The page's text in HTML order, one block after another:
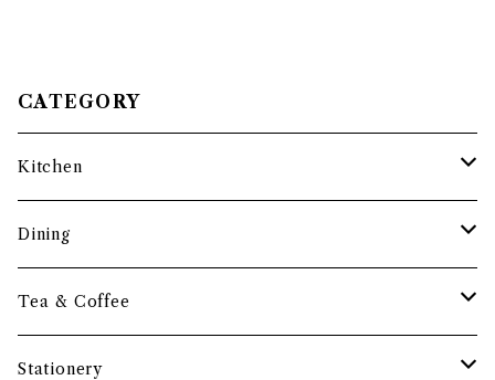
CATEGORY
Kitchen
調理道具
保存容器・水筒
まな板
Dining
皿・プレート
小鉢・器
Tea & Coffee
コーヒーアイテム
Stationery